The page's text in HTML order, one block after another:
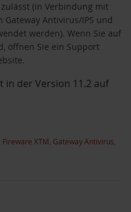
(in Verbindung mit
Gateway Antivirus/IPS und
werden). Wenn Sie auf
öffnen Sie ein Support
in der Version 11.2 auf
Fireware XTM Gateway Antivirus